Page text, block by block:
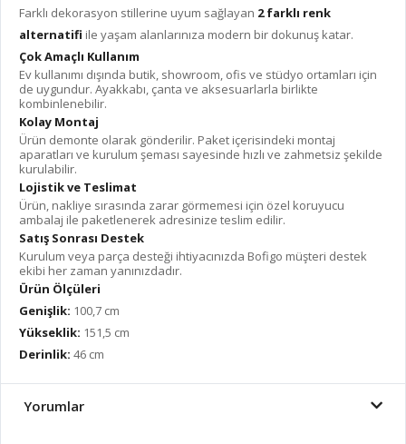
Farklı dekorasyon stillerine uyum sağlayan 2 farklı renk
alternatifi ile yaşam alanlarınıza modern bir dokunuş katar.
Çok Amaçlı Kullanım
Ev kullanımı dışında butik, showroom, ofis ve stüdyo ortamları için
de uygundur. Ayakkabı, çanta ve aksesuarlarla birlikte
kombinlenebilir.
Kolay Montaj
Ürün demonte olarak gönderilir. Paket içerisindeki montaj
aparatları ve kurulum şeması sayesinde hızlı ve zahmetsiz şekilde
kurulabilir.
Lojistik ve Teslimat
Ürün, nakliye sırasında zarar görmemesi için özel koruyucu
ambalaj ile paketlenerek adresinize teslim edilir.
Satış Sonrası Destek
Kurulum veya parça desteği ihtiyacınızda Bofigo müşteri destek
ekibi her zaman yanınızdadır.
Ürün Ölçüleri
Genişlik: 100,7 cm
Yükseklik: 151,5 cm
Derinlik: 46 cm
Yorumlar